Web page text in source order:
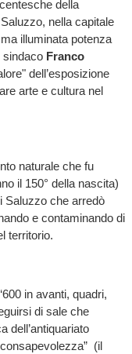
della
nella capitale
illuminata potenza
sindaco Franco
dell’esposizione
arte e cultura nel
naturale che fu
il 150° della nascita)
Saluzzo che arredò
e contaminando di
territorio.
in avanti, quadri,
di sale che
dell’antiquariato
(il